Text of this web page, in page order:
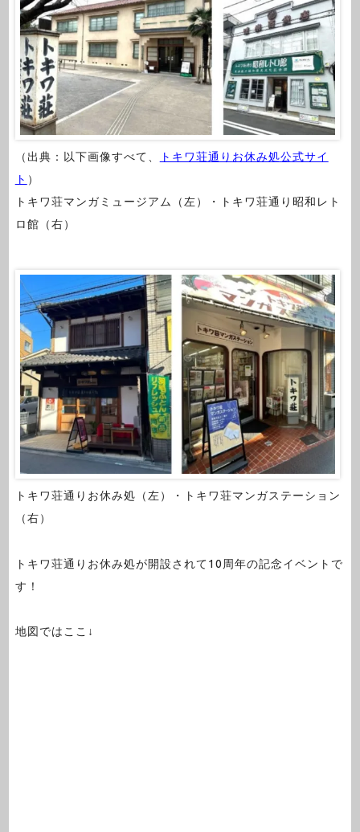
（出典：以下画像すべて、
トキワ荘通りお休み処公式サイ
ト ）
トキワ荘マンガミュージアム（左）・トキワ荘通り昭和レト
ロ館（右）
トキワ荘通りお休み処（左）・トキワ荘マンガステーション
（右）
トキワ荘通りお休み処が開設されて10周年の記念イベントで
す！
地図ではここ↓